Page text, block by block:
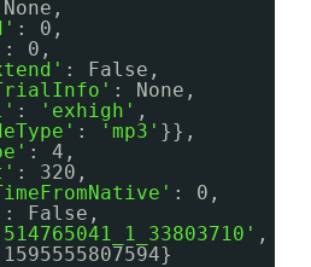
: 0,
: 0,
: False,
: None,
: 'exhigh' ,
: 'mp3' }},
: 4,
: 320,
: 0,
: False,
,